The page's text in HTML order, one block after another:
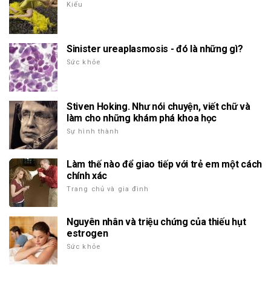
Kiểu
Sinister ureaplasmosis - đó là những gì?
Sức khỏe
Stiven Hoking. Như nói chuyện, viết chữ và
làm cho những khám phá khoa học
Sự hình thành
Làm thế nào để giao tiếp với trẻ em một cách
chính xác
Trang chủ và gia đình
Nguyên nhân và triệu chứng của thiếu hụt
estrogen
Sức khỏe